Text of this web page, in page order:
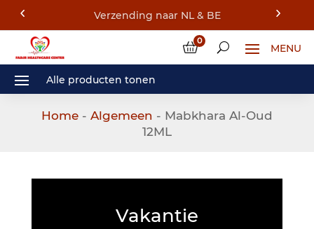
0
Home- Algemeen - Mabkhara Al-Oud
12ML
Vakantie